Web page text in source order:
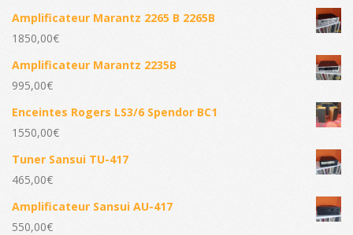
Amplificateur Marantz 2265 B 2265B
1850,00€
Amplificateur Marantz 2235B
995,00€
Enceintes Rogers LS3/6 Spendor BC1
1550,00€
Tuner Sansui TU-417
465,00€
Amplificateur Sansui AU-417
550,00€